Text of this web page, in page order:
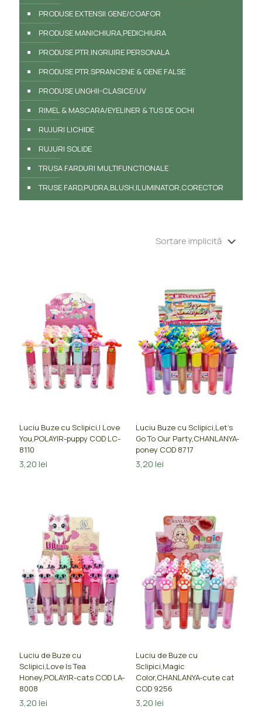
PRODUSE EXTENSII GENE/COAFOR
PRODUSE MANICHIURA,PEDICHIURA
PRODUSE PTR.INGRIJIRE PERSONALA
PRODUSE PTR.SPRANCENE & GENE FALSE
PRODUSE UNGHII-CLASICE/UV
RIMEL & MASCARA/EYELINER & TUS DE OCHI
RUJURI LICHIDE
RUJURI SOLIDE
TRUSA FARDURI MULTIFUNCTIONALE
TRUSE FARD,PUDRA,BLUSH,ILUMINATOR,CORECTOR
Luciu Buze cu Sclipici,I Love
You,POLAYIR-puppy COD LC-
8110
3,20lei
Luciu Buze cu Sclipici,Let’s
Go To Our Party,CHANLANYA-
poney COD 8717
3,20lei
Luciu de Buze cu
Sclipici,Love Is Tea
Honey,POLAYIR-cats COD LA-
8008
3,20lei
Luciu de Buze cu
Sclipici,Magic
Color,CHANLANYA-cute cat
COD 9256
3,20lei